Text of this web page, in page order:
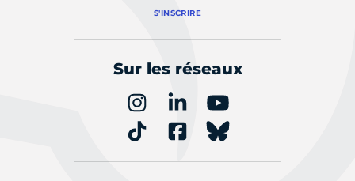
S'INSCRIRE
Sur les réseaux